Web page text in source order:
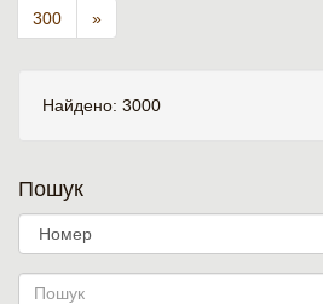
300 »
Найдено: 3000
Пошук